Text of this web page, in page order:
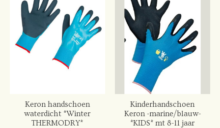
Keron handschoen
waterdicht *Winter
THERMODRY*
Kinderhandschoen
Keron -marine/blauw-
*KIDS* mt 8-11 jaar